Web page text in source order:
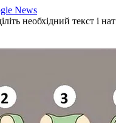
News
необхідний текст і